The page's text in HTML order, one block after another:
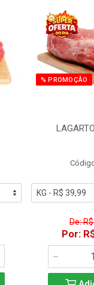
% PROMOÇÃO
De:
Por: